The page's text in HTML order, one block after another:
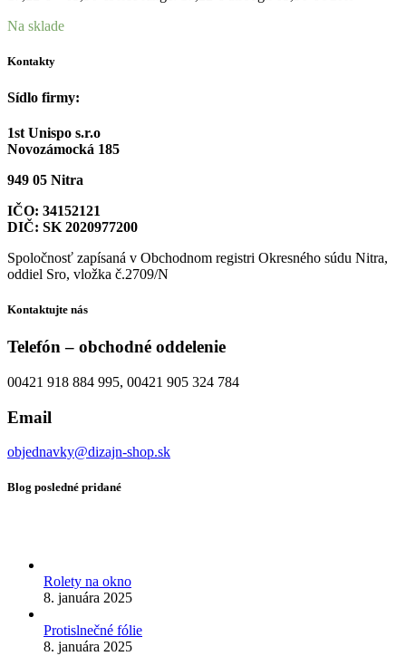
Na sklade
Kontakty
Sídlo firmy:
1st Unispo s.r.o
Novozámocká 185
949 05 Nitra
IČO: 34152121
DIČ: SK 2020977200
Spoločnosť zapísaná v Obchodnom registri Okresného súdu Nitra,
oddiel Sro, vložka č.2709/N
Kontaktujte nás
Telefón – obchodné oddelenie
00421 918 884 995, 00421 905 324 784
Email
objednavky@dizajn-shop.sk
Blog posledné pridané
Rolety na okno
8. januára 2025
Protislnečné fólie
8. januára 2025